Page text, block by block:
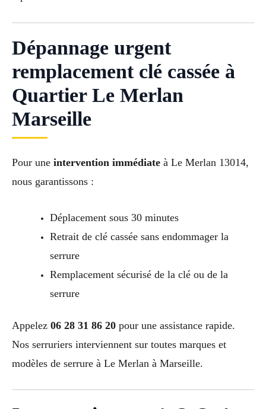
Dépannage urgent
remplacement clé cassée à
Quartier Le Merlan
Marseille
Pour une intervention immédiate à Le Merlan 13014,
nous garantissons :
Déplacement sous 30 minutes
Retrait de clé cassée sans endommager la
serrure
Remplacement sécurisé de la clé ou de la
serrure
Appelez 06 28 31 86 20 pour une assistance rapide.
Nos serruriers interviennent sur toutes marques et
modèles de serrure à Le Merlan à Marseille.